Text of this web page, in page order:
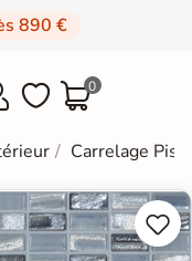
890 €
 0
Carrelage

